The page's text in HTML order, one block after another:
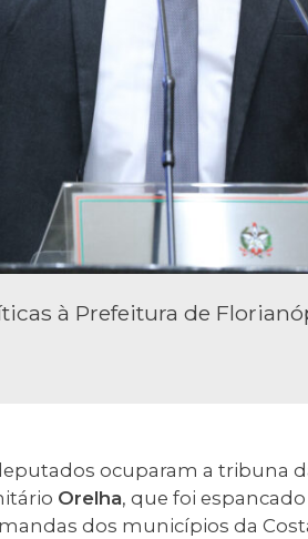
à Prefeitura de
ocuparam a tribuna
Orelha, que foi
dos municípios da